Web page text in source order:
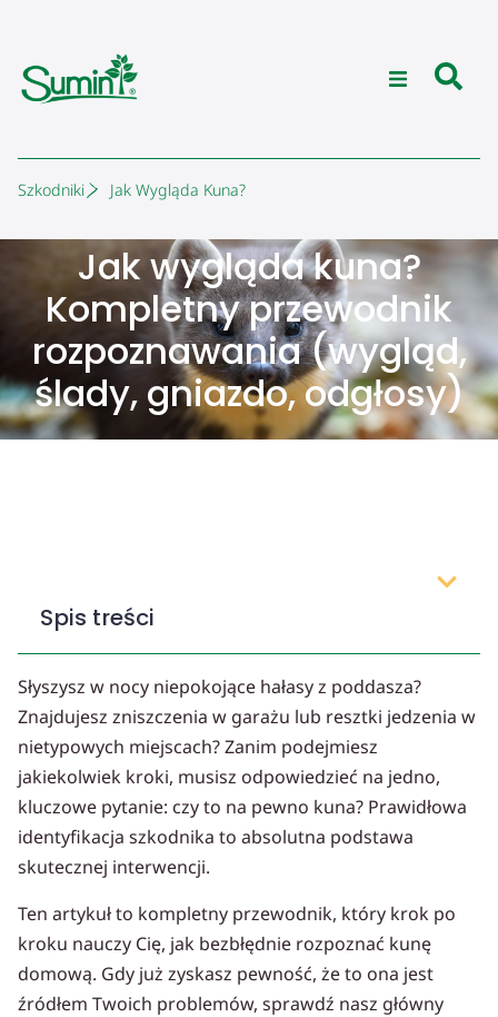
Szkodniki Jak Wygląda Kuna?
Jak wygląda kuna?
Kompletny przewodnik
rozpoznawania (wygląd,
ślady, gniazdo, odgłosy)
Spis treści
Słyszysz w nocy niepokojące hałasy z poddasza?
Znajdujesz zniszczenia w garażu lub resztki jedzenia w
nietypowych miejscach? Zanim podejmiesz
jakiekolwiek kroki, musisz odpowiedzieć na jedno,
kluczowe pytanie: czy to na pewno kuna? Prawidłowa
identyfikacja szkodnika to absolutna podstawa
skutecznej interwencji.
Ten artykuł to kompletny przewodnik, który krok po
kroku nauczy Cię, jak bezbłędnie rozpoznać kunę
domową. Gdy już zyskasz pewność, że to ona jest
źródłem Twoich problemów, sprawdź nasz główny